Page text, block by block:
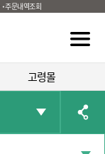
주문내역조회
고령몰